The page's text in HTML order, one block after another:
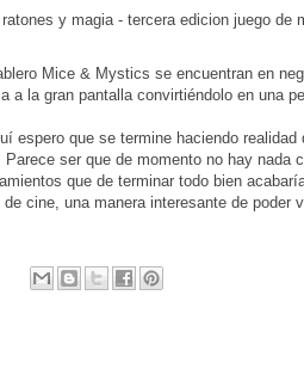
Mice & Mystics se encuentran en
a la gran pantalla convirtiéndolo en una
espero que se termine haciendo realidad
ser que de momento no hay nada
que de terminar todo bien
cine, una manera interesante de poder